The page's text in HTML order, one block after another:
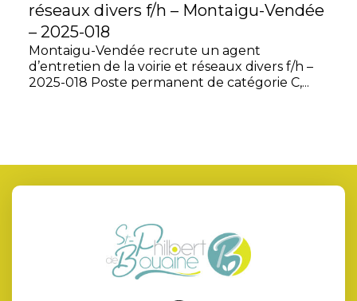
réseaux divers f/h – Montaigu-Vendée
– 2025-018
Montaigu-Vendée recrute un agent
d’entretien de la voirie et réseaux divers f/h –
2025-018 Poste permanent de catégorie C,...